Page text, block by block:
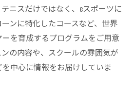
ニスだけではなく、eスポーツに
ンに特化したコースなど、世界
を育成するプログラムをご用意
の内容や、スクールの雰囲気が
中心に情報をお届けしていま